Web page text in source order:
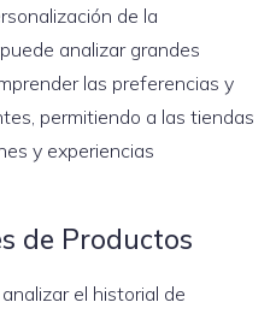
de la
analizar grandes
las preferencias y
permitiendo a las tiendas
y experiencias
de Productos
el historial de